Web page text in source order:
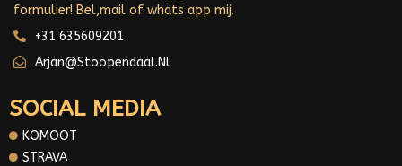
formulier! Bel,mail of whats app mij.
+31 635609201
Arjan@stoopendaal.nl
SOCIAL MEDIA
KOMOOT
STRAVA